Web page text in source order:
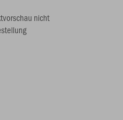
nicht